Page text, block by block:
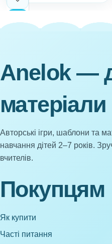
Anelok —
матеріали
Авторські ігри, шаблони та
навчання дітей 2–7 років.
вчителів.
Покупцям
Як купити
Часті питання